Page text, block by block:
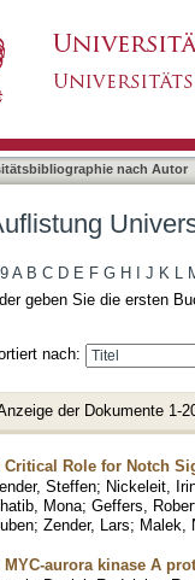
nach Autor
A B C D E F G H J K L
geben Sie die ersten
nach:
der Dokumente 1-
Critical Role for Notch
Steffen; Nickeleit,
Mona; Geffers,
; Zender, Lars; Malek,
MYC-aurora kinase A